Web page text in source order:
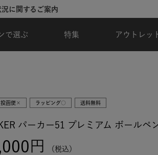
に関するご案内
で選ぶ 特集 アウトレッ
投函便× ラッピング○ 送料無料
パーカー51 プレミアム ボールペ
税込